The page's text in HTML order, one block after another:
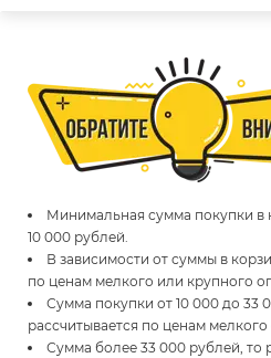
Минимальная сумма покупки в
10 000 рублей.
В зависимости от суммы в
по ценам мелкого или крупного
Сумма покупки от 10 000 до 33
рассчитывается по ценам мелкого
Сумма более 33 000 рублей, то